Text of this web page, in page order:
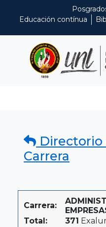
Educación contínua
Carrera
Carrera:
Total:
371